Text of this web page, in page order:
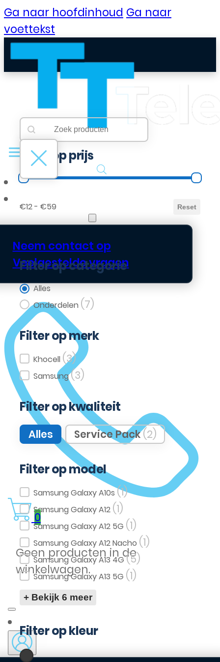
Ga naar hoofdinhoud Ga naar
voettekst
B2B Portaal
Neem contact op
Veelgestelde vragen
0
Geen producten in de
winkelwagen.
Searchbar
Search content
Filter op prijs
Filter op prijs
€12 - €59 Reset
Filter op categorie
Filter op categorie
Alles
Onderdelen (7)
Filter op merk
Filter op merk
Khocell (3)
Samsung(3)
Filter op kwaliteit
Filter op kwaliteit
Alles Service Pack(2)
Filter op model
Filter op model
Samsung Galaxy A10s (1)
Samsung Galaxy A12 (1)
Samsung Galaxy A12 5G (1)
Samsung Galaxy A12 Nacho (1)
Samsung Galaxy A13 4G(5)
Samsung Galaxy A13 5G (1)
+ Bekijk 6 meer
Filter op kleur
Filter op kleur
Zwart (3)